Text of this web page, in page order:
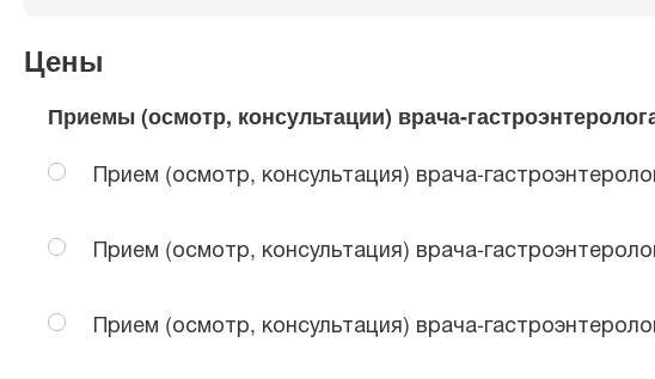
Цены
Приемы (осмотр, консультации) врача-
Прием (осмотр, консультация) врача-
Прием (осмотр, консультация) врача-
Прием (осмотр, консультация) врача-